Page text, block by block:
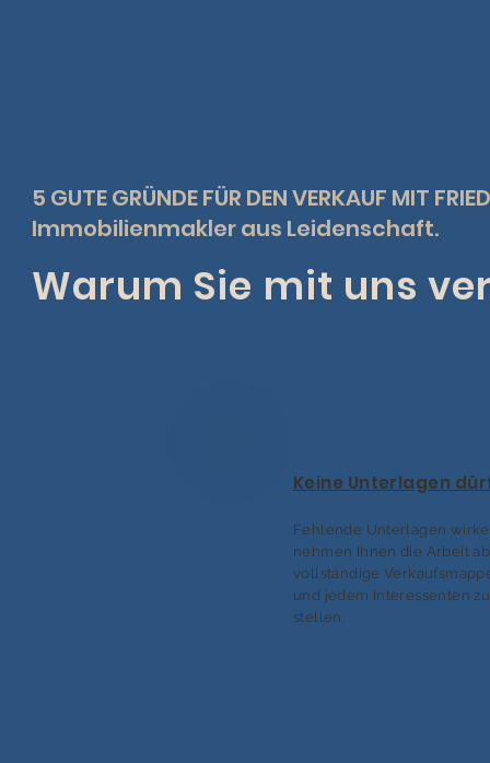
5 GUTE GRÜNDE FÜR DEN VERKAUF MIT
Immobilienmakler aus Leidenschaft.
Warum Sie mit uns
Keine Unterlagen
Fehlende Unterlagen
nehmen Ihnen die Arbeit
vollständige
und jedem Interessenten
stellen.